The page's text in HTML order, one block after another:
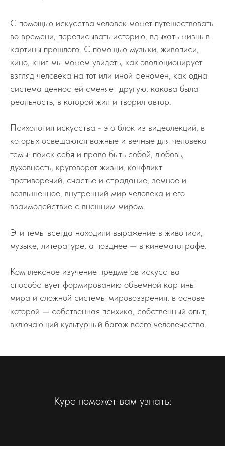
С помощью искусства человек может путешествовать
во времени, переписывать историю, вдыхать жизнь в
картины прошлого. С помощью музыки, живописи,
кино, книг мы можем увидеть, как эволюционирует
взгляд человека на тот или иной феномен, как одна
система ценностей сменяет другую, какова была
реальность, в которой жил и творил автор.
Психология искусства - это блок из видеолекций, в
которых освещаются важные и вечные для человека
темы: поиск себя и право быть собой, любовь,
духовность, круговорот жизни, конфликт
противоречий, счастье и страдание, земное и
возвышенное, внутренний мир человека и его
взаимодействие с внешним миром.
Эти темы всегда находили выражение в живописи,
музыке, литературе, а позднее — в кинематографе.
Комплексное изучение предметов искусства
способствует формированию объемной картины
мира и сложной системы мировоззрения, в основе
которой — собственная психика, собственный опыт,
включающий культурный багаж всего человечества.
Курс поможет вам узнать: